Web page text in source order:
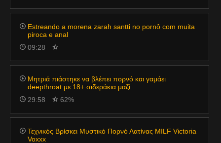
Estreando a morena zarah santti no pornô com muita
piroca e anal
09:28
Μητριά πιάστηκε να βλέπει πορνό και γαμάει
deepthroat με 18+ σιδεράκια μαζί
29:58
62%
Τεχνικός Βρίσκει Μυστικό Πορνό Λατίνας MILF Victoria
Voxxx